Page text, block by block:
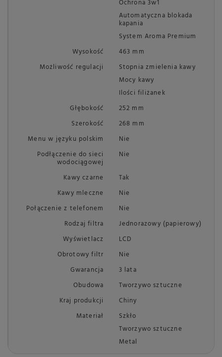
Ochrona 3w1
Automatyczna blokada
kapania
System Aroma Premium
Wysokość
463 mm
Możliwość regulacji
Stopnia zmielenia kawy
Mocy kawy
Ilości filiżanek
Głębokość
252 mm
Szerokość
268 mm
Menu w języku polskim
Nie
Podłączenie do sieci
wodociągowej
Nie
Kawy czarne
Tak
Kawy mleczne
Nie
Połączenie z telefonem
Nie
Rodzaj filtra
Jednorazowy (papierowy)
Wyświetlacz
LCD
Obrotowy filtr
Nie
Gwarancja
3 lata
Obudowa
Tworzywo sztuczne
Kraj produkcji
Chiny
Materiał
Szkło
Tworzywo sztuczne
Metal